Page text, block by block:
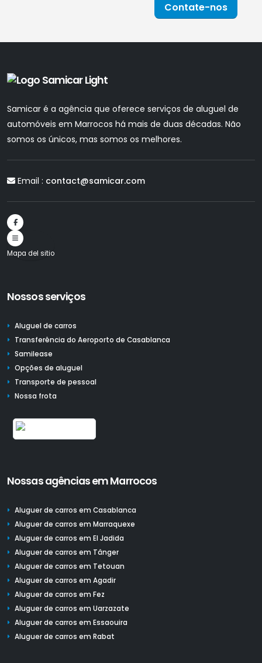
Contate-nos
Samicar é a agência que oferece serviços de aluguel de
automóveis em Marrocos há mais de duas décadas. Não
somos os únicos, mas somos os melhores.
Email : contact@samicar.com
Mapa del sitio
Nossos serviços
Aluguel de carros
Transferência do Aeroporto de Casablanca
Samilease
Opções de aluguel
Transporte de pessoal
Nossa frota
Nossas agências em Marrocos
Aluguer de carros em Casablanca
Aluguer de carros em Marraquexe
Aluguer de carros em El Jadida
Aluguer de carros em Tânger
Aluguer de carros em Tetouan
Aluguer de carros em Agadir
Aluguer de carros em Fez
Aluguer de carros em Uarzazate
Aluguer de carros em Essaouira
Aluguer de carros em Rabat